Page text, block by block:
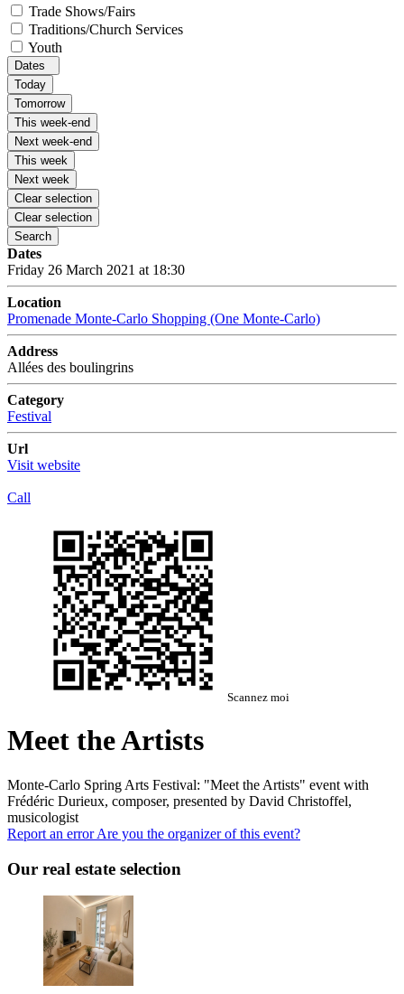
Trade Shows/Fairs
Traditions/Church Services
Youth
Dates
Today
Tomorrow
This week-end
Next week-end
This week
Next week
Clear selection
Clear selection
Search
Dates
Friday 26 March 2021 at 18:30
Location
Promenade Monte-Carlo Shopping (One Monte-Carlo)
Address
Allées des boulingrins
Category
Festival
Url
Visit website
Call
Scannez moi
Meet the Artists
Monte-Carlo Spring Arts Festival: "Meet the Artists" event with
Frédéric Durieux, composer, presented by David Christoffel,
musicologist
Report an errorAre you the organizer of this event?
Our real estate selection